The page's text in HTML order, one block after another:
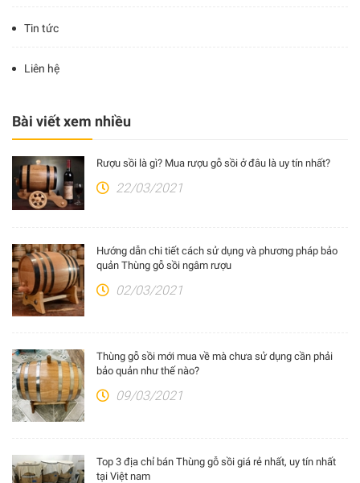
Tin tức
Liên hệ
Bài viết xem nhiều
Rượu sồi là gì? Mua rượu gỗ sồi ở đâu là uy tín nhất?
22/03/2021
Hướng dẫn chi tiết cách sử dụng và phương pháp bảo
quản Thùng gỗ sồi ngâm rượu
02/03/2021
Thùng gỗ sồi mới mua về mà chưa sử dụng cần phải
bảo quản như thế nào?
09/03/2021
Top 3 địa chỉ bán Thùng gỗ sồi giá rẻ nhất, uy tín nhất
tại Việt nam